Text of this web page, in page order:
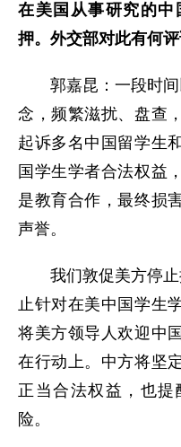
在美国从事研究的
押。外交部对此有何评
郭嘉昆：一段时
念，频繁滋扰、盘查
起诉多名中国留学生
国学生学者合法权益
是教育合作，最终损
声誉。
我们敦促美方停
止针对在美中国学生
将美方领导人欢迎中
在行动上。中方将坚
正当合法权益，也
险。